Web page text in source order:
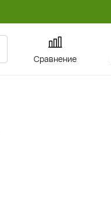
Сравнение